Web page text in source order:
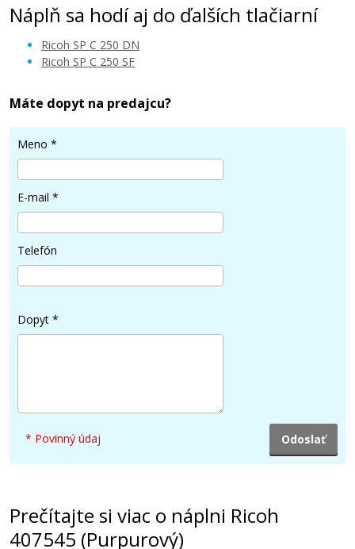
53,90 €
Ricoh 407546 (Žltý)
Ricoh 407543 (Čierny)
Originálny toner
Náplň sa hodí aj do ďalších tlačiarní
Ricoh SP C 250 DN
Ricoh SP C 250 SF
Máte dopyt na predajcu?
Meno *
E-mail *
Telefón
Dopyt *
* Povinný údaj
Prečítajte si viac o náplni Ricoh
407545 (Purpurový)